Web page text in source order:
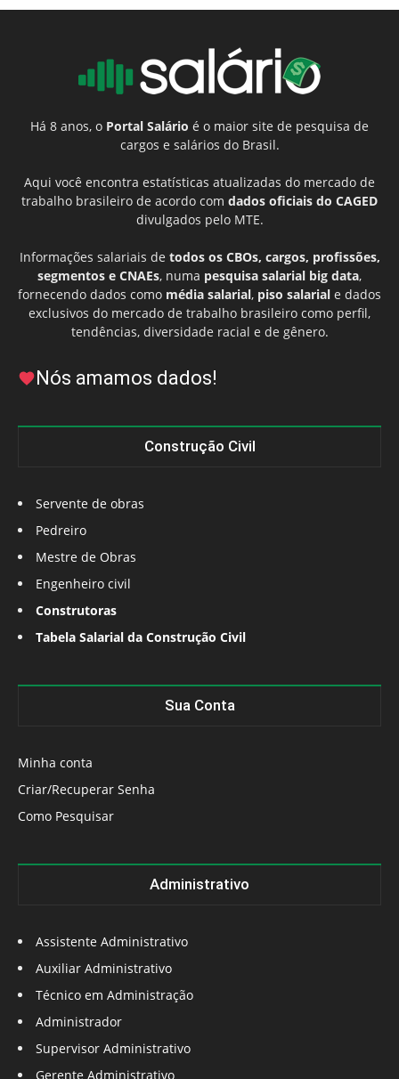
Há 8 anos, o Portal Salário é o maior site de pesquisa de
cargos e salários do Brasil.
Aqui você encontra estatísticas atualizadas do mercado de
trabalho brasileiro de acordo com dados oficiais do CAGED
divulgados pelo MTE.
Informações salariais de todos os CBOs, cargos, profissões,
segmentos e CNAEs, numa pesquisa salarial big data,
fornecendo dados como média salarial, piso salarial e dados
exclusivos do mercado de trabalho brasileiro como perfil,
tendências, diversidade racial e de gênero.
Nós amamos dados!
Construção Civil
Servente de obras
Pedreiro
Mestre de Obras
Engenheiro civil
Construtoras
Tabela Salarial da Construção Civil
Sua Conta
Minha conta
Criar/Recuperar Senha
Como Pesquisar
Administrativo
Assistente Administrativo
Auxiliar Administrativo
Técnico em Administração
Administrador
Supervisor Administrativo
Gerente Administrativo